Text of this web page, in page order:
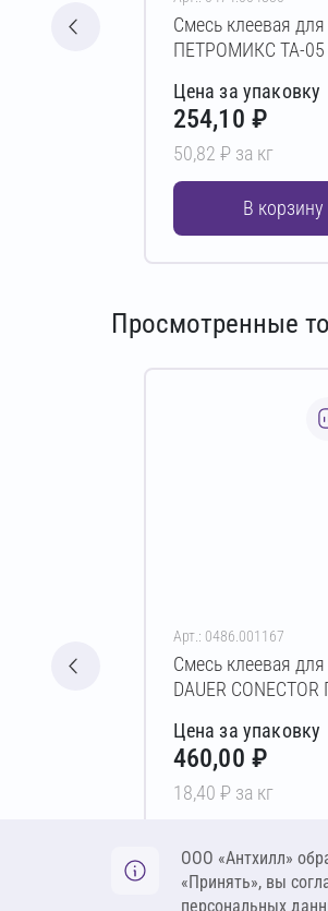
Смесь клеевая
ПЕТРОМИКС TA-05
Цена за упаковку
254,10 ₽
50,82 ₽ за кг
В корзину
Просмотренные
Арт.: 0486.001167
Смесь клеевая
DAUER
Цена за упаковку
460,00 ₽
18,40 ₽ за кг
В корзину
ООО «Антхилл»
«Принять», вы
персональных